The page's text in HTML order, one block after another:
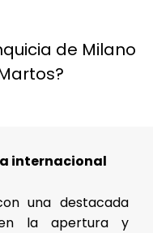
de Milano
internacional
una destacada
en la apertura y